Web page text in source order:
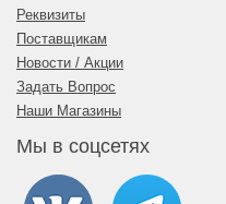
Реквизиты
Поставщикам
Новости / Акции
Задать Вопрос
Наши Магазины
Мы в соцсетях